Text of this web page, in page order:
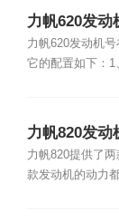
力帆620发动
力帆620发动机
它的配置如下：1
力帆820发动
力帆820提供了
款发动机的动力